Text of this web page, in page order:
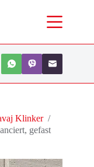
Klinker /
gefast